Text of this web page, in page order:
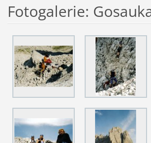
Fotogalerie: